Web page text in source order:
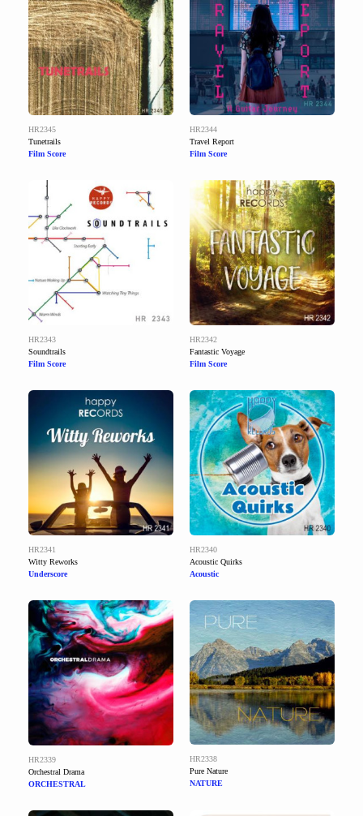
HR2345
Tunetrails
Film Score
HR2344
Travel Report
Film Score
HR2343
Soundtrails
Film Score
HR2342
Fantastic Voyage
Film Score
HR2341
Witty Reworks
Underscore
HR2340
Acoustic Quirks
Acoustic
HR2339
Orchestral Drama
ORCHESTRAL
HR2338
Pure Nature
NATURE